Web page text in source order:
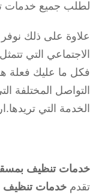
لطلب جميع خدمات
علاوة على ذلك
الاجتماعي التي
فكل ما عليك فعلة
التواصل المختلفة
الخدمة التي
خدمات تنظيف
تقدم خدمات تنظيف